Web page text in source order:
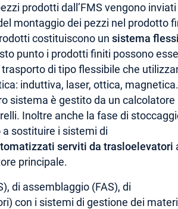
prodotti dall’FMS vengono inviati
montaggio dei pezzi nel prodotto
costituiscono un sistema
punto i prodotti finiti possono
di tipo flessibile che
induttiva, laser, ottica,
sistema è gestito da un calcolatore
Inoltre anche la fase di
sostituire i sistemi di
serviti da trasloelevatori
principale.
di assemblaggio (FAS), di
con i sistemi di gestione dei